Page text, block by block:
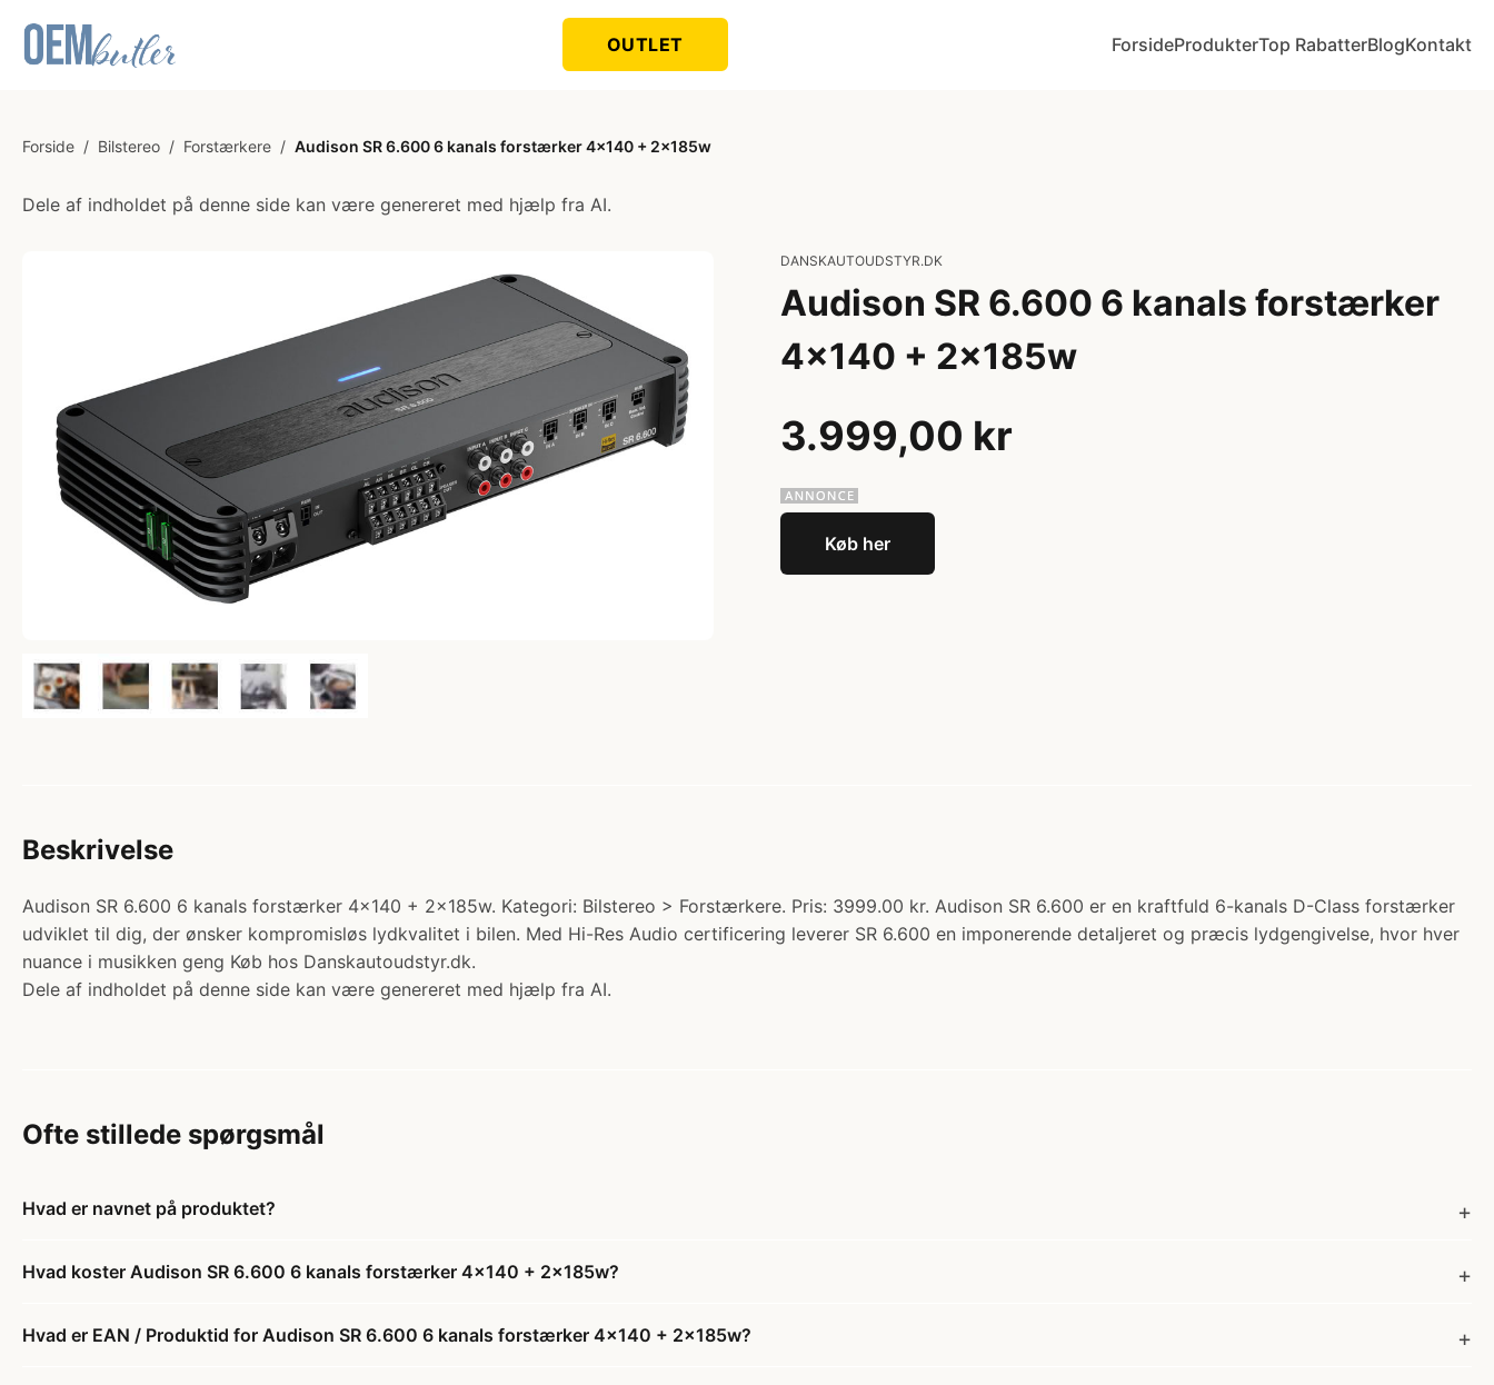
OUTLET ForsideProdukterTop RabatterBlogKontakt
Forside / Bilstereo / Forstærkere / Audison SR 6.600 6 kanals forstærker 4x140 + 2x185w
Dele af indholdet på denne side kan være genereret med hjælp fra AI.
DANSKAUTOUDSTYR.DK
Audison SR 6.600 6 kanals forstærker
4x140 + 2x185w
3.999,00 kr
Køb her
Beskrivelse
Audison SR 6.600 6 kanals forstærker 4x140 + 2x185w. Kategori: Bilstereo > Forstærkere. Pris: 3999.00 kr. Audison SR 6.600 er en kraftfuld 6-kanals D-Class forstærker
udviklet til dig, der ønsker kompromisløs lydkvalitet i bilen. Med Hi-Res Audio certificering leverer SR 6.600 en imponerende detaljeret og præcis lydgengivelse, hvor hver
nuance i musikken geng Køb hos Danskautoudstyr.dk.
Dele af indholdet på denne side kan være genereret med hjælp fra AI.
Ofte stillede spørgsmål
Hvad er navnet på produktet?
Hvad koster Audison SR 6.600 6 kanals forstærker 4x140 + 2x185w?
Hvad er EAN / Produktid for Audison SR 6.600 6 kanals forstærker 4x140 + 2x185w?